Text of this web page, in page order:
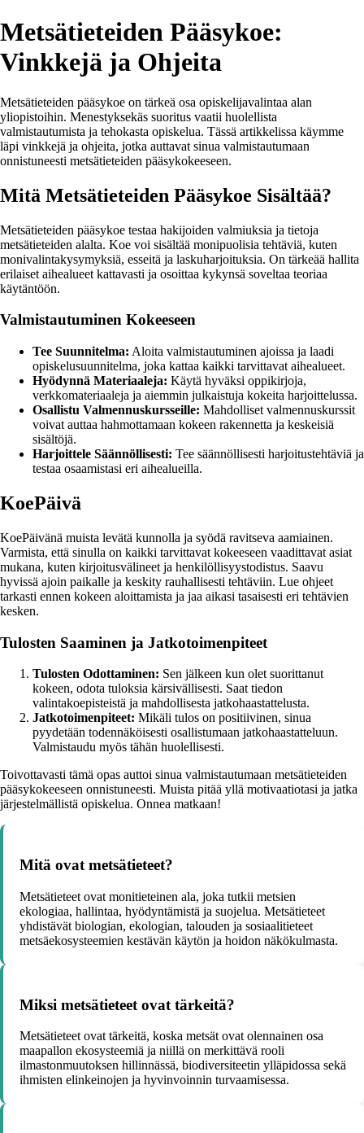
Metsätieteiden Pääsykoe:
Vinkkejä ja Ohjeita
Metsätieteiden pääsykoe on tärkeä osa opiskelijavalintaa alan
yliopistoihin. Menestyksekäs suoritus vaatii huolellista
valmistautumista ja tehokasta opiskelua. Tässä artikkelissa käymme
läpi vinkkejä ja ohjeita, jotka auttavat sinua valmistautumaan
onnistuneesti metsätieteiden pääsykokeeseen.
Mitä Metsätieteiden Pääsykoe Sisältää?
Metsätieteiden pääsykoe testaa hakijoiden valmiuksia ja tietoja
metsätieteiden alalta. Koe voi sisältää monipuolisia tehtäviä, kuten
monivalintakysymyksiä, esseitä ja laskuharjoituksia. On tärkeää hallita
erilaiset aihealueet kattavasti ja osoittaa kykynsä soveltaa teoriaa
käytäntöön.
Valmistautuminen Kokeeseen
Tee Suunnitelma: Aloita valmistautuminen ajoissa ja laadi
opiskelusuunnitelma, joka kattaa kaikki tarvittavat aihealueet.
Hyödynnä Materiaaleja: Käytä hyväksi oppikirjoja,
verkkomateriaaleja ja aiemmin julkaistuja kokeita harjoittelussa.
Osallistu Valmennuskursseille: Mahdolliset valmennuskurssit
voivat auttaa hahmottamaan kokeen rakennetta ja keskeisiä
sisältöjä.
Harjoittele Säännöllisesti: Tee säännöllisesti harjoitustehtäviä ja
testaa osaamistasi eri aihealueilla.
KoePäivä
KoePäivänä muista levätä kunnolla ja syödä ravitseva aamiainen.
Varmista, että sinulla on kaikki tarvittavat kokeeseen vaadittavat asiat
mukana, kuten kirjoitusvälineet ja henkilöllisyystodistus. Saavu
hyvissä ajoin paikalle ja keskity rauhallisesti tehtäviin. Lue ohjeet
tarkasti ennen kokeen aloittamista ja jaa aikasi tasaisesti eri tehtävien
kesken.
Tulosten Saaminen ja Jatkotoimenpiteet
Tulosten Odottaminen: Sen jälkeen kun olet suorittanut
kokeen, odota tuloksia kärsivällisesti. Saat tiedon
valintakoepisteistä ja mahdollisesta jatkohaastattelusta.
Jatkotoimenpiteet: Mikäli tulos on positiivinen, sinua
pyydetään todennäköisesti osallistumaan jatkohaastatteluun.
Valmistaudu myös tähän huolellisesti.
Toivottavasti tämä opas auttoi sinua valmistautumaan metsätieteiden
pääsykokeeseen onnistuneesti. Muista pitää yllä motivaatiotasi ja jatka
järjestelmällistä opiskelua. Onnea matkaan!
Mitä ovat metsätieteet?
Metsätieteet ovat monitieteinen ala, joka tutkii metsien
ekologiaa, hallintaa, hyödyntämistä ja suojelua. Metsätieteet
yhdistävät biologian, ekologian, talouden ja sosiaalitieteet
metsäekosysteemien kestävän käytön ja hoidon näkökulmasta.
Miksi metsätieteet ovat tärkeitä?
Metsätieteet ovat tärkeitä, koska metsät ovat olennainen osa
maapallon ekosysteemiä ja niillä on merkittävä rooli
ilmastonmuutoksen hillinnässä, biodiversiteetin ylläpidossa sekä
ihmisten elinkeinojen ja hyvinvoinnin turvaamisessa.